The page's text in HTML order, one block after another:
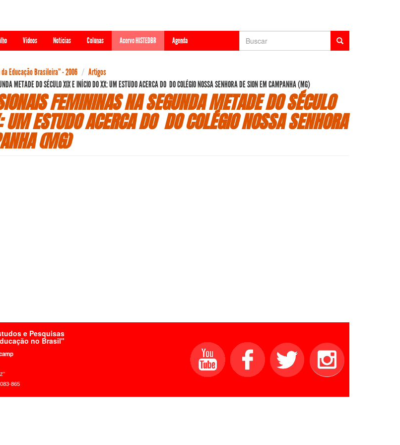
Videos Notícias Colunas Acervo HISTEDBR Agenda Formulário
de
Educação Brasileira” - 2006
Artigos
METADE DO SÉCULO XIX E INÍCIO DO XX: UM ESTUDO ACERCA DO DO COLÉGIO NOSSA SENHORA DE SION EM CAMPANHA (MG)
FEMININAS NA SEGUNDA METADE DO SÉCULO
ESTUDO ACERCA DO DO COLÉGIO NOSSA SENHORA
(MG)
e Pesquisas
no Brasil"
865